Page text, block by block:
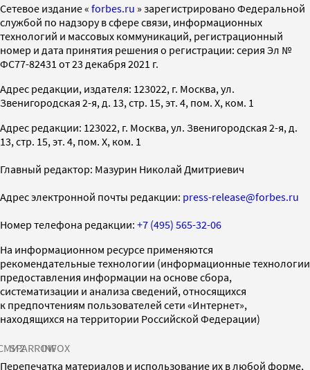
Cетевое издание « forbes.ru » зарегистрировано Федеральной
службой по надзору в сфере связи, информационных
технологий и массовых коммуникаций, регистрационный
номер и дата принятия решения о регистрации: серия Эл №
ФС77-82431 от 23 декабря 2021 г.
Адрес редакции, издателя: 123022, г. Москва, ул.
Звенигородская 2-я, д. 13, стр. 15, эт. 4, пом. X, ком. 1
Адрес редакции: 123022, г. Москва, ул. Звенигородская 2-я, д.
13, стр. 15, эт. 4, пом. X, ком. 1
Главный редактор: Мазурин Николай Дмитриевич
Адрес электронной почты редакции: press-release@forbes.ru
Номер телефона редакции: +7 (495) 565-32-06
На информационном ресурсе применяются
рекомендательные технологии (информационные технологии
предоставления информации на основе сбора,
систематизации и анализа сведений, относящихся
к предпочтениям пользователей сети «Интернет»,
находящихся на территории Российской Федерации)
SPARROWINFOX
Перепечатка материалов и использование их в любой форме,